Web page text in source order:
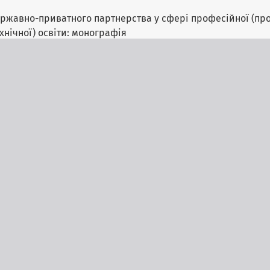
приватного партнерства у сфері професійної
освіти: монографія